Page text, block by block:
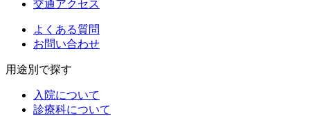
交通アクセス
よくある質問
お問い合わせ
用途別で探す
入院について
診療科について